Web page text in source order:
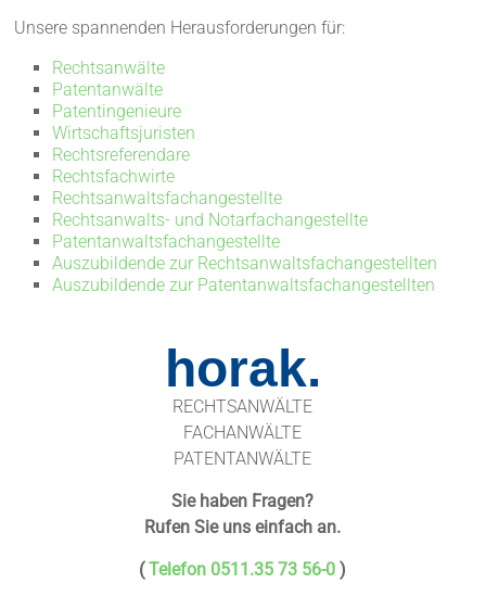
Unsere spannenden Herausforderungen für:
Rechtsanwälte
Patentanwälte
Patentingenieure
Wirtschaftsjuristen
Rechtsreferendare
Rechtsfachwirte
Rechtsanwaltsfachangestellte
Rechtsanwalts- und Notarfachangestellte
Patentanwaltsfachangestellte
Auszubildende zur Rechtsanwaltsfachangestellten
Auszubildende zur Patentanwaltsfachangestellten
horak.
RECHTSANWÄLTE
FACHANWÄLTE
PATENTANWÄLTE
Sie haben Fragen?
Rufen Sie uns einfach an.
(Telefon 0511.35 73 56-0 )